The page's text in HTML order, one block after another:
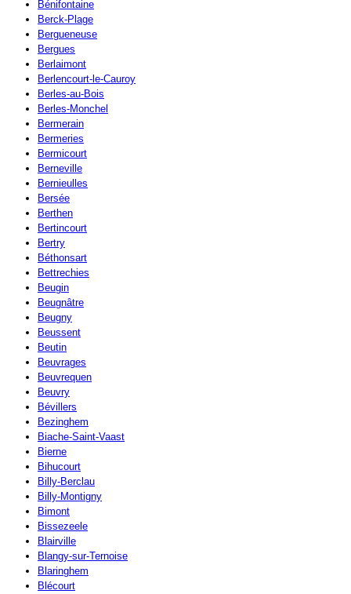
Bénifontaine
Berck-Plage
Bergueneuse
Bergues
Berlaimont
Berlencourt-le-Cauroy
Berles-au-Bois
Berles-Monchel
Bermerain
Bermeries
Bermicourt
Berneville
Bernieulles
Bersée
Berthen
Bertincourt
Bertry
Béthonsart
Bettrechies
Beugin
Beugnâtre
Beugny
Beussent
Beutin
Beuvrages
Beuvrequen
Beuvry
Bévillers
Bezinghem
Biache-Saint-Vaast
Bierne
Bihucourt
Billy-Berclau
Billy-Montigny
Bimont
Bissezeele
Blairville
Blangy-sur-Ternoise
Blaringhem
Blécourt